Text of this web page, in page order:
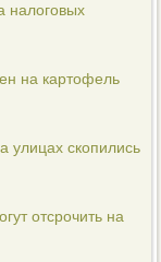
налоговых
на картофель
улицах скопились
отсрочить на